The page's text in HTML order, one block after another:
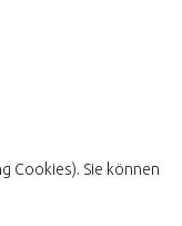
Cookies). Sie können